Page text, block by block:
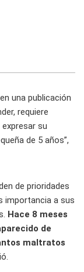
una publicación
requiere
su
de 5 años”,
de prioridades
importancia a sus
Hace 8 meses
de
maltratos